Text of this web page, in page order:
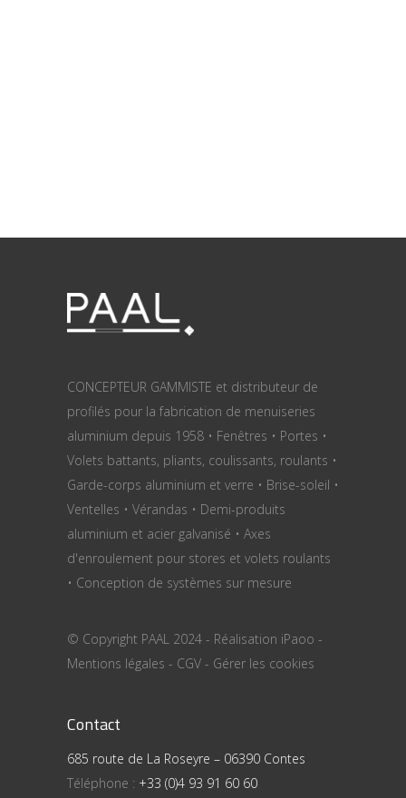
CONCEPTEUR GAMMISTE et distributeur de
profilés pour la fabrication de menuiseries
aluminium depuis 1958 • Fenêtres • Portes •
Volets battants, pliants, coulissants, roulants •
Garde-corps aluminium et verre • Brise-soleil •
Ventelles • Vérandas • Demi-produits
aluminium et acier galvanisé • Axes
d'enroulement pour stores et volets roulants
• Conception de systèmes sur mesure
© Copyright PAAL 2024 - Réalisation iPaoo -
Mentions légales - CGV - Gérer les cookies
Contact
685 route de La Roseyre – 06390 Contes
Téléphone : +33 (0)4 93 91 60 60